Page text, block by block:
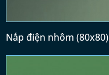
Nắp điện nhôm (80x80)